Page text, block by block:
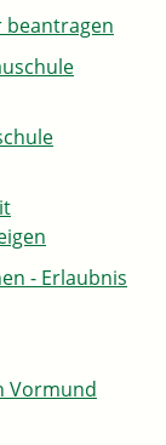
beantragen
- Erlaubnis
Vormund